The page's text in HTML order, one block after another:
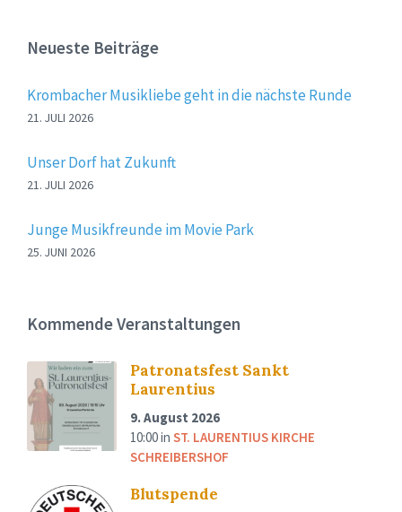
Neueste Beiträge
Krombacher Musikliebe geht in die nächste Runde
21. JULI 2026
Unser Dorf hat Zukunft
21. JULI 2026
Junge Musikfreunde im Movie Park
25. JUNI 2026
Kommende Veranstaltungen
Patronatsfest Sankt
Laurentius
9. August 2026
10:00in ST. LAURENTIUS KIRCHE
SCHREIBERSHOF
Blutspende